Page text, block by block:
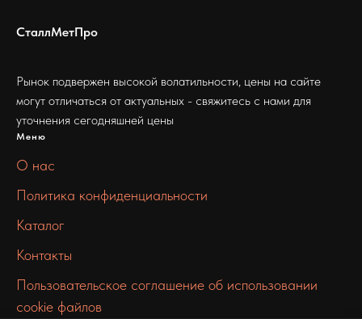
СталлМетПро
Рынок подвержен высокой волатильности, цены на сайте
могут отличаться от актуальных - свяжитесь с нами для
уточнения сегодняшней цены
Меню
О нас
Политика конфиденциальности
Каталог
Контакты
Пользовательское соглашение об использовании
cookie файлов